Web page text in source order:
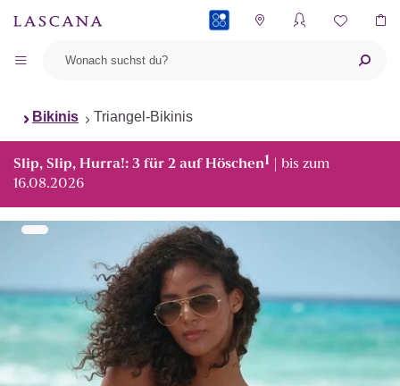
Bikinis Triangel-Bikinis
Slip, Slip, Hurra!: 3 für 2 auf Höschen1 | bis zum
16.08.2026